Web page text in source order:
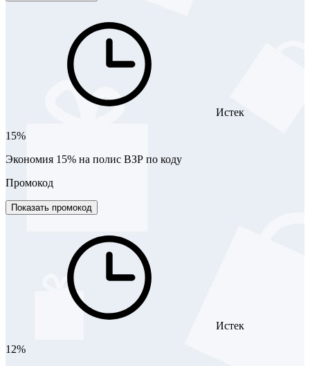
Истек
15%
Экономия 15% на полис ВЗР по коду
Промокод
Показать промокод
Истек
12%